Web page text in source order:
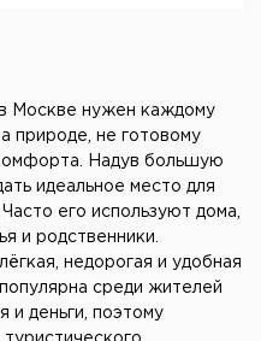
в Москве нужен каждому
природе, не готовому
Надув большую
идеальное место для
его используют дома,
и родственники.
недорогая и удобная
среди жителей
и деньги, поэтому